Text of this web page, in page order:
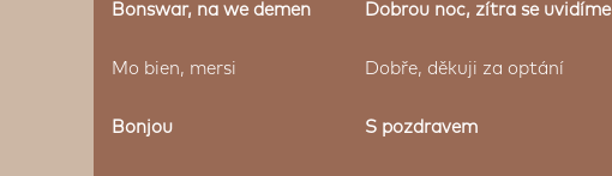
Bonswar, na we demen Dobrou noc, zítra se uvidíme
Mo bien, mersi Dobře, děkuji za optání
Bonjou S pozdravem